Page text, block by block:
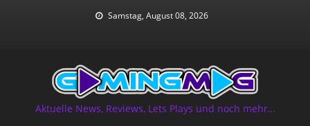
Samstag, August 08, 2026
Aktuelle News, Reviews, Lets Plays und noch mehr…